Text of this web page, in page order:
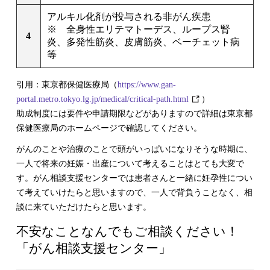
4
アルキル化剤が投与される非がん疾患
※ 全身性エリテマトーデス、ループス腎
炎、多発性筋炎、皮膚筋炎、ベーチェット病
等
引用：東京都保健医療局（https://www.gan-
portal.metro.tokyo.lg.jp/medical/critical-path.html
）
助成制度には要件や申請期限などがありますので詳細は東京都
保健医療局のホームページで確認してください。
がんのことや治療のことで頭がいっぱいになりそうな時期に、
一人で将来の妊娠・出産について考えることはとても大変で
す。がん相談支援センターでは患者さんと一緒に妊孕性につい
て考えていけたらと思いますので、一人で背負うことなく、相
談に来ていただけたらと思います。
不安なことなんでもご相談ください！
「がん相談支援センター」